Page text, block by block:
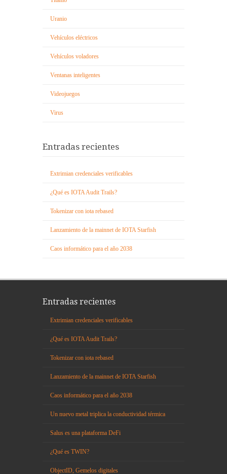
Uranio
Vehículos eléctricos
Vehículos voladores
Ventanas inteligentes
Videojuegos
Virus
Entradas recientes
Extrimian credenciales verificables
¿Qué es IOTA Audit Trails?
Tokenizar con iota rebased
Lanzamiento de la mainnet de IOTA Starfish
Caos informático para el año 2038
Entradas recientes
Extrimian credenciales verificables
¿Qué es IOTA Audit Trails?
Tokenizar con iota rebased
Lanzamiento de la mainnet de IOTA Starfish
Caos informático para el año 2038
Un nuevo metal triplica la conductividad térmica
Salus es una plataforma DeFi
¿Qué es TWIN?
ObjectID, Gemelos digitales